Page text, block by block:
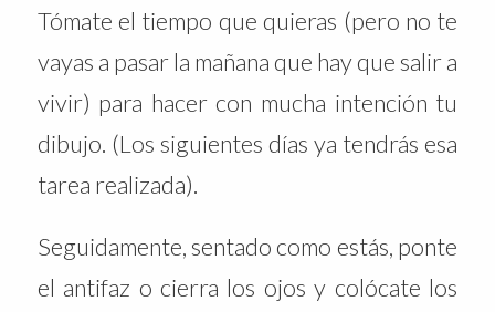
Tómate el tiempo que quieras (pero no te
vayas a pasar la mañana que hay que salir a
vivir) para hacer con mucha intención tu
dibujo. (Los siguientes días ya tendrás esa
tarea realizada).
Seguidamente, sentado como estás, ponte
el antifaz o cierra los ojos y colócate los